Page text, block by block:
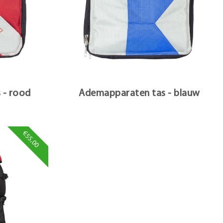
- rood Ademapparaten tas - blauw
€55,00